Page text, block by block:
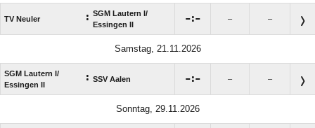
TV Neuler : SGM Lautern I/​
Essingen II
: – –
Samstag, 21.11.2026
SGM Lautern I/​
Essingen II
: SSV Aalen : – –
Sonntag, 29.11.2026